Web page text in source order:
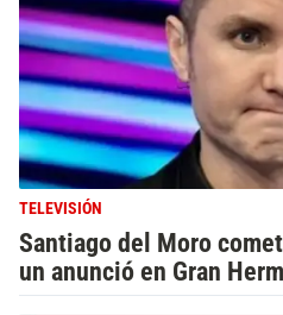
TELEVISIÓN
Santiago del Moro
un anunció en Gran